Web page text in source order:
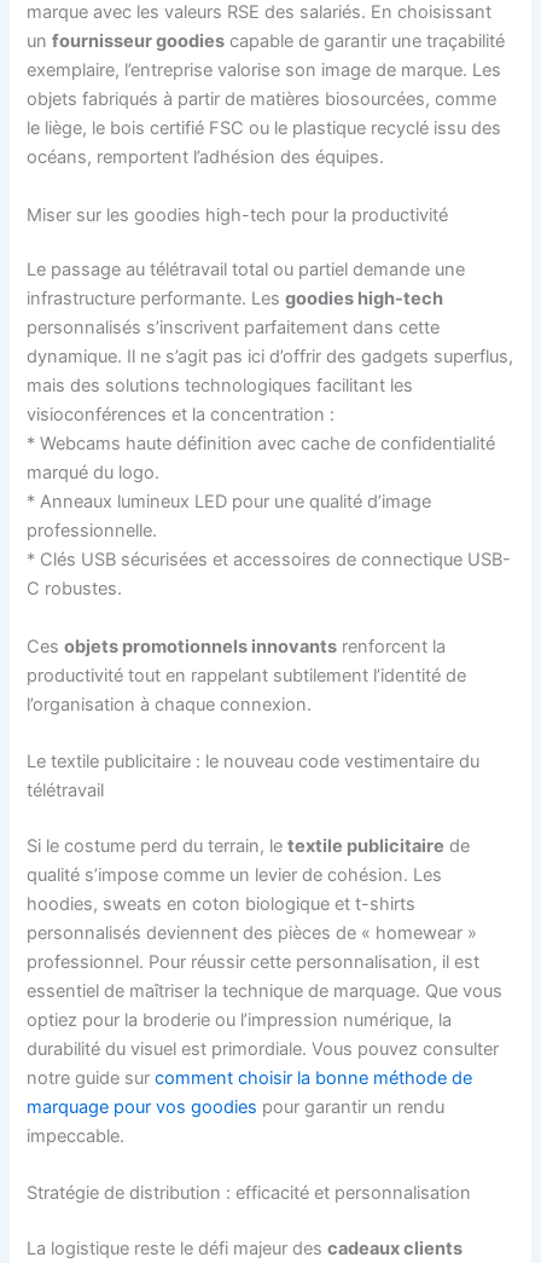
marque avec les valeurs RSE des salariés. En choisissant
unfournisseur goodies capable de garantir une traçabilité
exemplaire, l’entreprise valorise son image de marque. Les
objets fabriqués à partir de matières biosourcées, comme
le liège, le bois certifié FSC ou le plastique recyclé issu des
océans, remportent l’adhésion des équipes.
Miser sur les goodies high-tech pour la productivité
Le passage au télétravail total ou partiel demande une
infrastructure performante. Lesgoodies high-tech
personnalisés s’inscrivent parfaitement dans cette
dynamique. Il ne s’agit pas ici d’offrir des gadgets superflus,
mais des solutions technologiques facilitant les
visioconférences et la concentration :
* Webcams haute définition avec cache de confidentialité
marqué du logo.
* Anneaux lumineux LED pour une qualité d’image
professionnelle.
* Clés USB sécurisées et accessoires de connectique USB-
C robustes.
Cesobjets promotionnels innovants renforcent la
productivité tout en rappelant subtilement l’identité de
l’organisation à chaque connexion.
Le textile publicitaire : le nouveau code vestimentaire du
télétravail
Si le costume perd du terrain, letextile publicitaire de
qualité s’impose comme un levier de cohésion. Les
hoodies, sweats en coton biologique et t-shirts
personnalisés deviennent des pièces de « homewear »
professionnel. Pour réussir cette personnalisation, il est
essentiel de maîtriser la technique de marquage. Que vous
optiez pour la broderie ou l’impression numérique, la
durabilité du visuel est primordiale. Vous pouvez consulter
notre guide surcomment choisir la bonne méthode de
marquage pour vos goodies pour garantir un rendu
impeccable.
Stratégie de distribution : efficacité et personnalisation
La logistique reste le défi majeur descadeaux clients